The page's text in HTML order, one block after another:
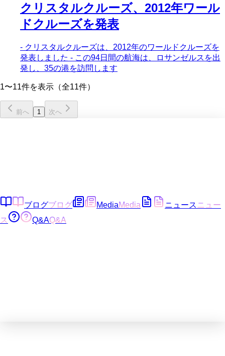
クリスタルクルーズ、2012年ワール
ドクルーズを発表
- クリスタルクルーズは、2012年のワールドクルーズを
発表しました - この94日間の航海は、ロサンゼルスを出
発し、35の港を訪問します
1〜11件を表示（全11件）
前へ 1 次へ
ブログブログ MediaMedia ニュース ニュー
ス
Q&AQ&A